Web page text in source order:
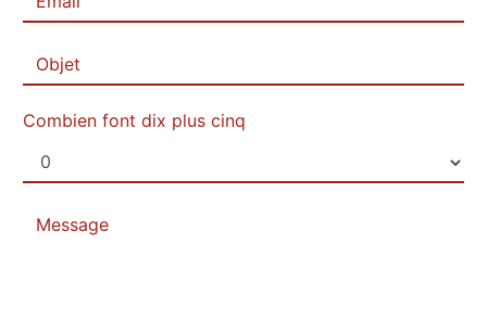
Combien font dix plus cinq